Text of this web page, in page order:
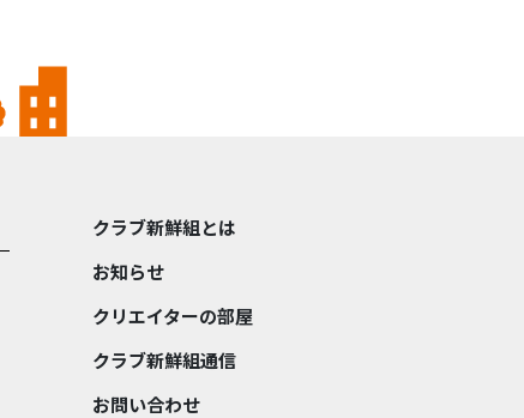
クラブ新鮮組とは
お知らせ
クリエイターの部屋
クラブ新鮮組通信
お問い合わせ